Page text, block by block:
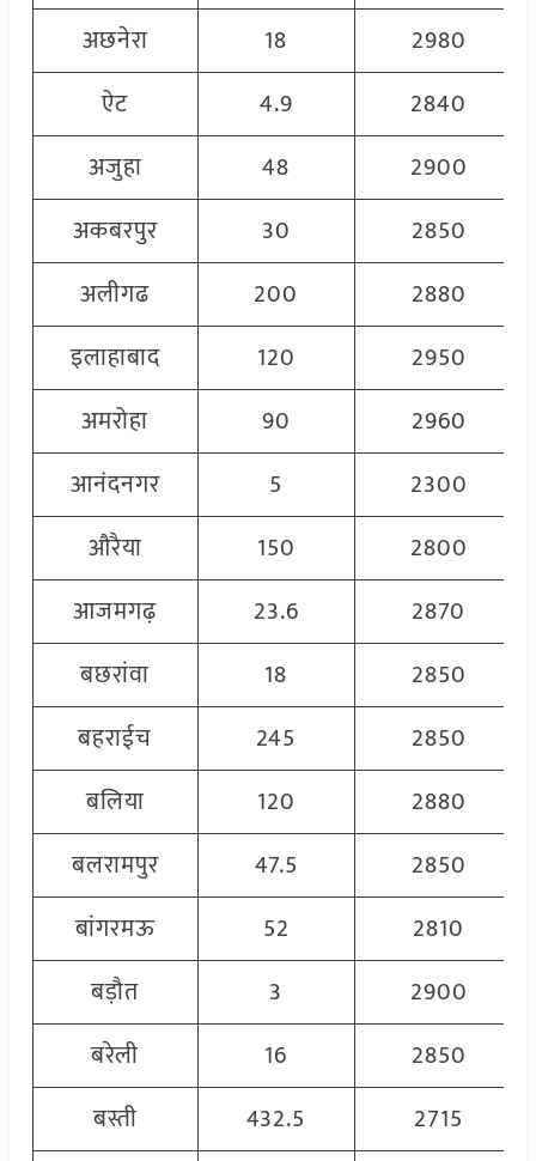
अछनेरा
18
2980
ऐट
4.9
2840
अजुहा
48
2900
अकबरपुर
30
2850
अलीगढ
200
2880
इलाहाबाद
120
2950
अमरोहा
90
2960
आनंदनगर
5
2300
औरैया
150
2800
आजमगढ़
23.6
2870
बछरांवा
18
2850
बहराईच
245
2850
बलिया
120
2880
बलरामपुर
47.5
2850
बांगरमऊ
52
2810
बड़ौत
3
2900
बरेली
16
2850
बस्ती
432.5
2715